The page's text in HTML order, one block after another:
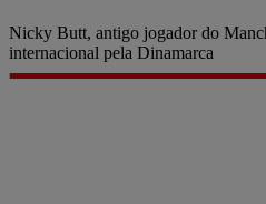
Nicky Butt, antigo jogador do
internacional pela Dinamarca